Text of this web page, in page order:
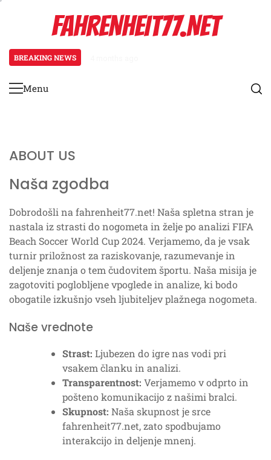
FAHRENHEIT77.NET
BREAKING NEWS
Primary
Menu
ABOUT US
Naša zgodba
Dobrodošli na fahrenheit77.net! Naša spletna stran je
nastala iz strasti do nogometa in želje po analizi FIFA
Beach Soccer World Cup 2024. Verjamemo, da je vsak
turnir priložnost za raziskovanje, razumevanje in
deljenje znanja o tem čudovitem športu. Naša misija je
zagotoviti poglobljene vpoglede in analize, ki bodo
obogatile izkušnjo vseh ljubiteljev plažnega nogometa.
Naše vrednote
Strast: Ljubezen do igre nas vodi pri
vsakem članku in analizi.
Transparentnost: Verjamemo v odprto in
pošteno komunikacijo z našimi bralci.
Skupnost: Naša skupnost je srce
fahrenheit77.net, zato spodbujamo
interakcijo in deljenje mnenj.